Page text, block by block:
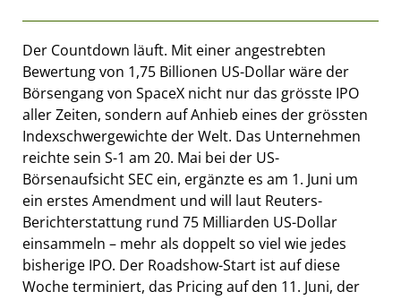
Der Countdown läuft. Mit einer angestrebten
Bewertung von 1,75 Billionen US-Dollar wäre der
Börsengang von SpaceX nicht nur das grösste IPO
aller Zeiten, sondern auf Anhieb eines der grössten
Indexschwergewichte der Welt. Das Unternehmen
reichte sein S-1 am 20. Mai bei der US-
Börsenaufsicht SEC ein, ergänzte es am 1. Juni um
ein erstes Amendment und will laut Reuters-
Berichterstattung rund 75 Milliarden US-Dollar
einsammeln – mehr als doppelt so viel wie jedes
bisherige IPO. Der Roadshow-Start ist auf diese
Woche terminiert, das Pricing auf den 11. Juni, der